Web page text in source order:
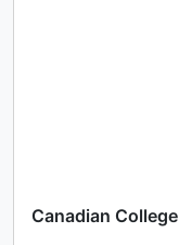
Canadian College